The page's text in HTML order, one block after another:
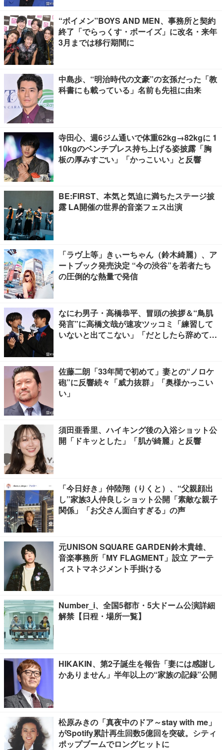
“ボイメン”BOYS AND MEN、事務所と契約
終了「でらっくす・ボーイズ」に改名・来年
3月までは移行期間に
中島歩、“明治時代の文豪”の玄孫だった「教
科書にも載っている」名前も先祖に由来
寺田心、週6ジム通いで体重62kg→82kgに 1
10kgのベンチプレス持ち上げる姿披露「胸
板の厚みすごい」「かっこいい」と反響
BE:FIRST、本気と気迫に満ちたステージ披
露 LA開催の世界的音楽フェス出演
「ラヴ上等」きぃーちゃん（鈴木綺麗）、ア
ートブック発売決定 “今の渋谷”を若者たち
の圧倒的な熱量で発信
なにわ男子・高橋恭平、冒頭の挨拶＆“鳥肌
発言”に高橋文哉が速攻ツッコミ「練習して
いないと出てこない」「だとしたら辞めてく
佐藤二朗「33年間で初めて」妻との“ノロケ
砲”に反響続々「威力抜群」「奥様かっこい
い」
須田亜香里、ハイキング後の入浴ショット公
開「ドキッとした」「肌が綺麗」と反響
「今日好き」仲陸翔（りくと）、“父親顔出
し”家族3人仲良しショット公開「素敵な親子
関係」「お父さん面白すぎる」の声
元UNISON SQUARE GARDEN鈴木貴雄、
音楽事務所「MY FLAGMENT」設立 アーテ
ィストマネジメント手掛ける
Number_i、全国5都市・5大ドーム公演詳細
解禁【日程・場所一覧】
HIKAKIN、第2子誕生を報告「妻には感謝し
かありません」半年以上の“家族の記録”公開
松原みきの「真夜中のドア～stay with me」
がSpotify累計再生回数5億回を突破。シティ
ポップブームでロングヒットに